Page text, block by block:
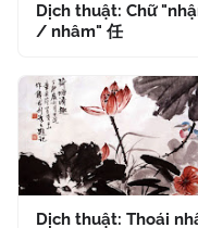
Dịch thuật: Chữ
/ nhâm" 任
Dịch thuật: Thoái